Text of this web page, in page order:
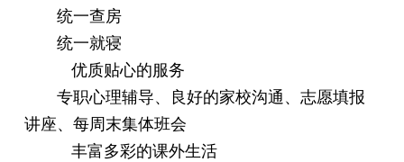
统一查房
统一就寝
优质贴心的服务
专职心理辅导、良好的家校沟通、志愿填报
讲座、每周末集体班会
丰富多彩的课外生活